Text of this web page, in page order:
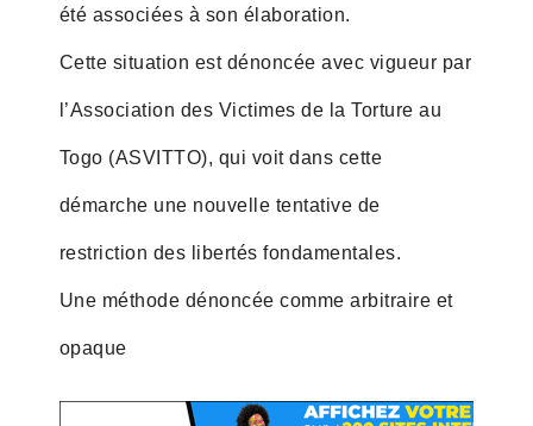
été associées à son élaboration.
Cette situation est dénoncée avec vigueur par
l’Association des Victimes de la Torture au
Togo (ASVITTO), qui voit dans cette
démarche une nouvelle tentative de
restriction des libertés fondamentales.
Une méthode dénoncée comme arbitraire et
opaque